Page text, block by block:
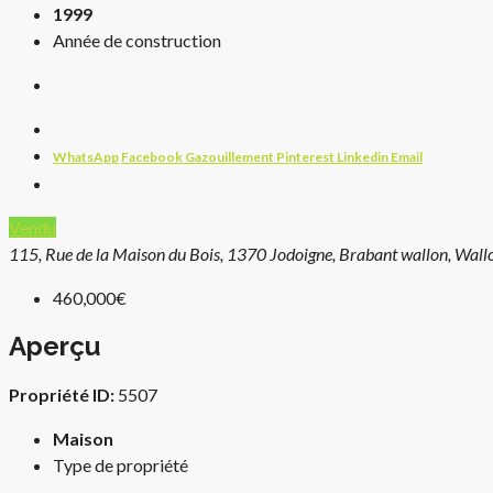
1999
Année de construction
WhatsApp Facebook Gazouillement Pinterest Linkedin Email
Vendu
115, Rue de la Maison du Bois, 1370 Jodoigne, Brabant wallon,
460,000€
Aperçu
Propriété ID: 5507
Maison
Type de propriété